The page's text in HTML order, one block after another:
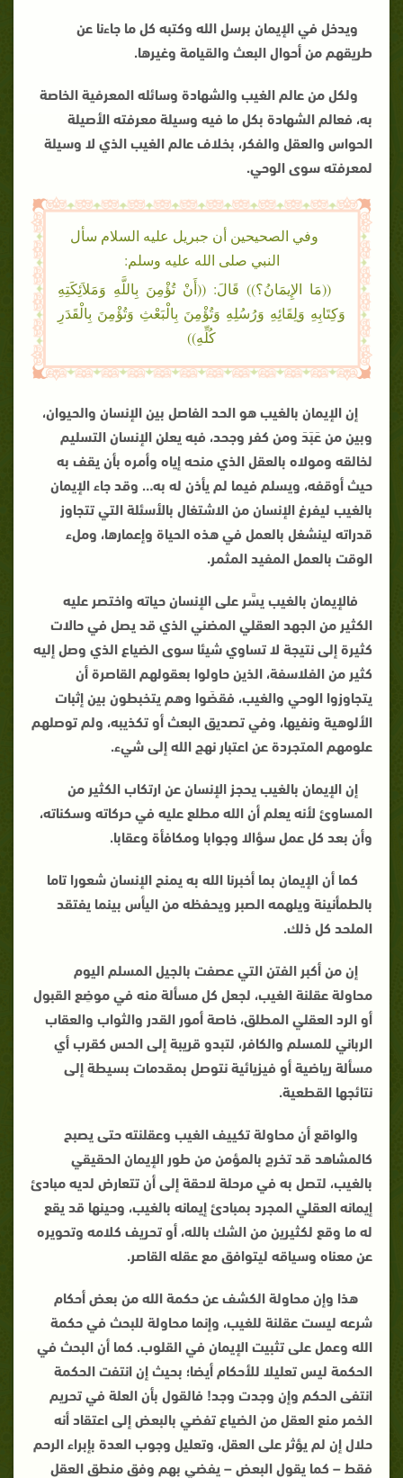
ويدخل في الإيمان برسل الله وكتبه كل ما جاءنا عن
طريقهم من أحوال البعث والقيامة وغيرها.
ولكل من عالم الغيب والشهادة وسائله المعرفية الخاصة
به، فعالم الشهادة بكل ما فيه وسيلة معرفته الأصيلة
الحواس والعقل والفكر، بخلاف عالم الغيب الذي لا وسيلة
لمعرفته سوى الوحي.
وفي الصحيحين أن جبريل عليه السلام سأل
النبي صلى الله عليه وسلم:
((مَا الإِيمَانُ؟)) قَالَ: ((أَنْ تُؤْمِنَ بِاللَّهِ وَمَلاَئِكَتِهِ
وَكِتَابِهِ وَلِقَائِهِ وَرُسُلِهِ وَتُؤْمِنَ بِالْبَعْثِ وَتُؤْمِنَ بِالْقَدَرِ
كُلِّهِ))
إن الإيمان بالغيب هو الحد الفاصل بين الإنسان والحيوان،
وبين من عَبَدَ ومن كفر وجحد، فبه يعلن الإنسان التسليم
لخالقه ومولاه بالعقل الذي منحه إياه وأمره بأن يقف به
حيث أوقفه، ويسلم فيما لم يأذن له به… وقد جاء الإيمان
بالغيب ليفرغ الإنسان من الاشتغال بالأسئلة التي تتجاوز
قدراته لينشغل بالعمل في هذه الحياة وإعمارها، وملء
الوقت بالعمل المفيد المثمر.
فالإيمان بالغيب يسَّر على الإنسان حياته واختصر عليه
الكثير من الجهد العقلي المضني الذي قد يصل في حالات
كثيرة إلى نتيجة لا تساوي شيئا سوى الضياع الذي وصل إليه
كثير من الفلاسفة، الذين حاولوا بعقولهم القاصرة أن
يتجاوزوا الوحي والغيب، فقضَوا وهم يتخبطون بين إثبات
الألوهية ونفيها، وفي تصديق البعث أو تكذيبه، ولم توصلهم
علومهم المتجردة عن اعتبار نهج الله إلى شيء.
إن الإيمان بالغيب يحجز الإنسان عن ارتكاب الكثير من
المساوئ لأنه يعلم أن الله مطلع عليه في حركاته وسكناته،
وأن بعد كل عمل سؤالا وجوابا ومكافأة وعقابا.
كما أن الإيمان بما أخبرنا الله به يمنح الإنسان شعورا تاما
بالطمأنينة ويلهمه الصبر ويحفظه من اليأس بينما يفتقد
الملحد كل ذلك.
إن من أكبر الفتن التي عصفت بالجيل المسلم اليوم
محاولة عقلنة الغيب، لجعل كل مسألة منه في موضِع القبول
أو الرد العقلي المطلق، خاصة أمور القدر والثواب والعقاب
الرباني للمسلم والكافر، لتبدو قريبة إلى الحس كقرب أي
مسألة رياضية أو فيزيائية نتوصل بمقدمات بسيطة إلى
نتائجها القطعية.
والواقع أن محاولة تكييف الغيب وعقلنته حتى يصبح
كالمشاهد قد تخرج بالمؤمن من طور الإيمان الحقيقي
بالغيب، لتصل به في مرحلة لاحقة إلى أن تتعارض لديه مبادئ
إيمانه العقلي المجرد بمبادئ إيمانه بالغيب، وحينها قد يقع
له ما وقع لكثيرين من الشك بالله، أو تحريف كلامه وتحويره
عن معناه وسياقه ليتوافق مع عقله القاصر.
هذا وإن محاولة الكشف عن حكمة الله من بعض أحكام
شرعه ليست عقلنة للغيب، وإنما محاولة للبحث في حكمة
الله وعمل على تثبيت الإيمان في القلوب. كما أن البحث في
الحكمة ليس تعليلا للأحكام أيضا؛ بحيث إن انتفت الحكمة
انتفى الحكم وإن وجدت وجد! فالقول بأن العلة في تحريم
الخمر منع العقل من الضياع تفضي بالبعض إلى اعتقاد أنه
حلال إن لم يؤثر على العقل، وتعليل وجوب العدة بإبراء الرحم
فقط – كما يقول البعض – يفضي بهم وفق منطق العقل